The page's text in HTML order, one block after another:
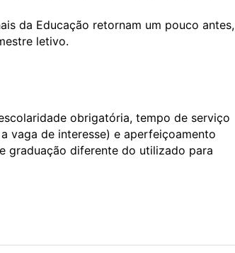
da Educação retornam um pouco antes,
letivo.
obrigatória, tempo de serviço
vaga de interesse) e aperfeiçoamento
graduação diferente do utilizado para